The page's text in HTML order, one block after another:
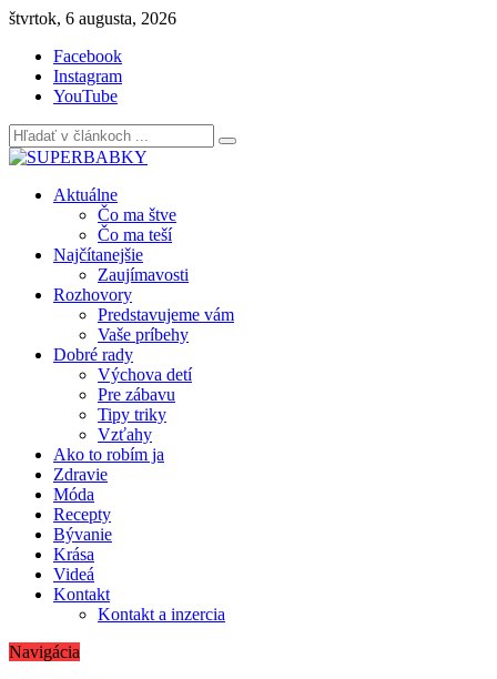
Skip
content
štvrtok, 6 augusta, 2026
Facebook
Instagram
YouTube
Aktuálne
Čo ma štve
Čo ma teší
Najčítanejšie
Zaujímavosti
Rozhovory
Predstavujeme vám
Vaše príbehy
Dobré rady
Výchova detí
Pre zábavu
Tipy triky
Vzťahy
Ako to robím ja
Zdravie
Móda
Recepty
Bývanie
Krása
Videá
Kontakt
Kontakt a inzercia
Navigácia